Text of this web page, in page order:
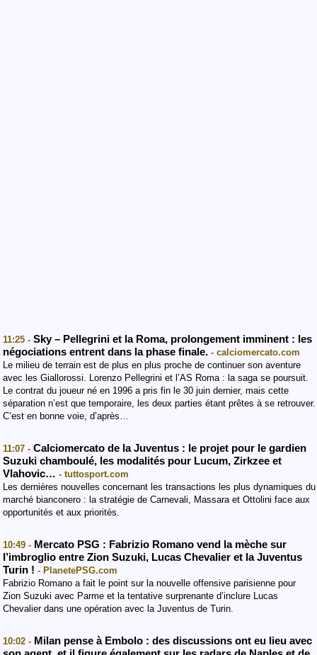
11:25 - Sky – Pellegrini et la Roma, prolongement imminent : les
négociations entrent dans la phase finale. - calciomercato.com
Le milieu de terrain est de plus en plus proche de continuer son aventure
avec les Giallorossi. Lorenzo Pellegrini et l’AS Roma : la saga se poursuit.
Le contrat du joueur né en 1996 a pris fin le 30 juin dernier, mais cette
séparation n’est que temporaire, les deux parties étant prêtes à se retrouver.
C’est en bonne voie, d’après…
11:07 - Calciomercato de la Juventus : le projet pour le gardien
Suzuki chamboulé, les modalités pour Lucum, Zirkzee et
Vlahovic… - tuttosport.com
Les dernières nouvelles concernant les transactions les plus dynamiques du
marché bianconero : la stratégie de Carnevali, Massara et Ottolini face aux
opportunités et aux priorités.
10:49 - Mercato PSG : Fabrizio Romano vend la mèche sur
l’imbroglio entre Zion Suzuki, Lucas Chevalier et la Juventus
Turin ! - PlanetePSG.com
Fabrizio Romano a fait le point sur la nouvelle offensive parisienne pour
Zion Suzuki avec Parme et la tentative surprenante d’inclure Lucas
Chevalier dans une opération avec la Juventus de Turin.
10:02 - Milan pense à Embolo : des discussions ont eu lieu avec